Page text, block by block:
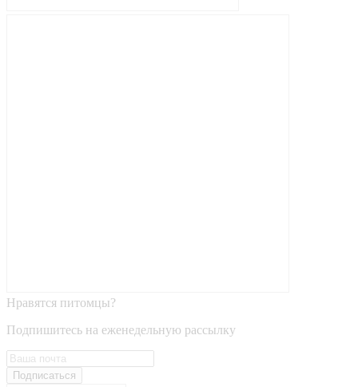
Нравятся питомцы?
Подпишитесь на еженедельную рассылку
Подписаться